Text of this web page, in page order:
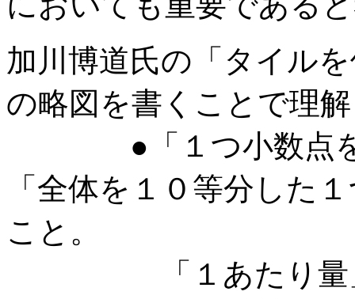
加川博道氏の「タイル
の略図を書くことで理
●「１つ小数点を
「全体を１０等分した
こと。
「１あたり量」と